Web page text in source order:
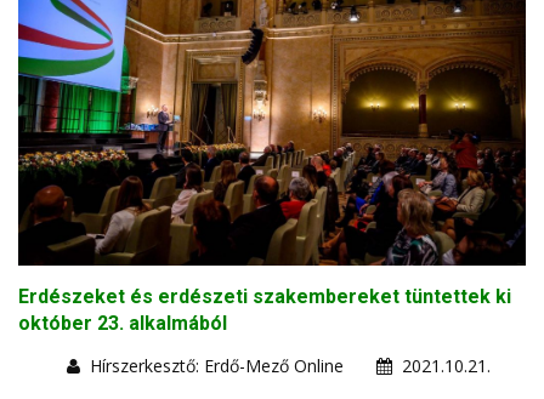
Erdészeket és erdészeti szakembereket tüntettek ki
október 23. alkalmából
Hírszerkesztő: Erdő-Mező Online
2021.10.21.